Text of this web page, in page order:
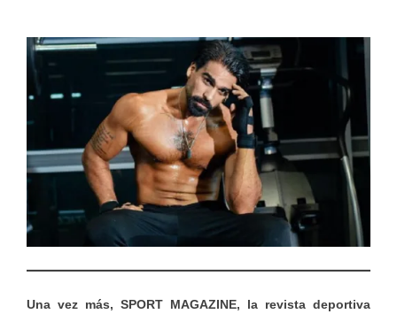
Una vez más, SPORT MAGAZINE, la revista deportiva